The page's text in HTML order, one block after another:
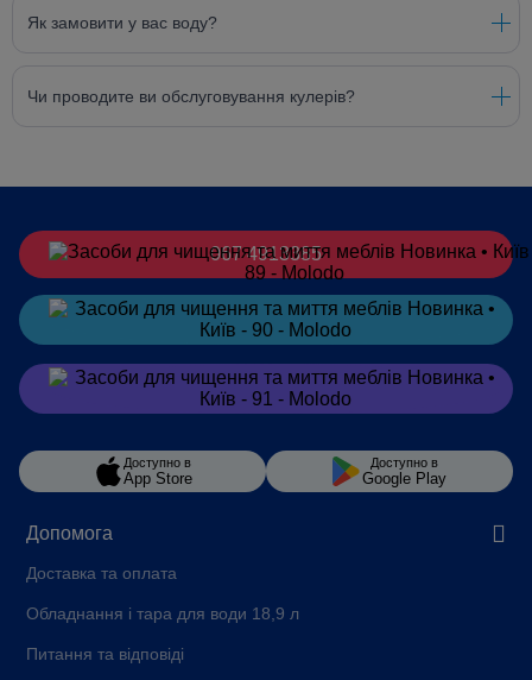
Як замовити у вас воду?
Чи проводите ви обслуговування кулерів?
Допомога
Доставка та оплата
Обладнання і тара для води 18,9 л
Питання та відповіді
067 4913385
Замовитив Telegram
Замовитив Viber
Доступно в
App Store
Доступно в
Google Play